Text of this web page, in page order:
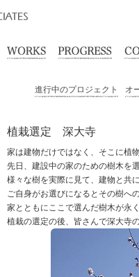
進行中のプロジェクト オ
植栽選定 深大寺
家は建物だけではなく、そこに植
先日、建設中の家のための樹木を
様々な樹を実際に見て、建物と共
ご自身がお選びになるとその樹へ
家とともにここで選んだ樹木が永
植栽の選定の後、皆さんで深大寺